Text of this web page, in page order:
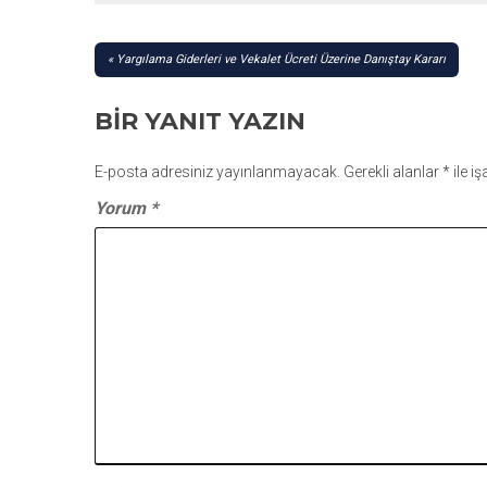
YAZI
Yargılama Giderleri ve Vekalet Ücreti Üzerine Danıştay Kararı
BIR YANIT YAZIN
E-posta adresiniz yayınlanmayacak. Gerekli alanlar* ile
Yorum *